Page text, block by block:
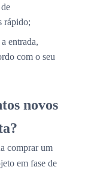
rápido;
entrada,
com o seu
novos
comprar um
em fase de